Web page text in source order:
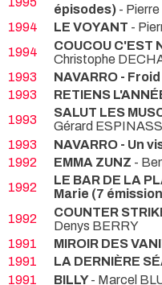
épisodes) -
1994
LE VOYANT -
1994
COUCOU C'EST
Christophe
1993
NAVARRO -
1993
RETIENS
1993
SALUT LES
Gérard
1993
NAVARRO - Un
1992
EMMA ZUNZ -
1992
LE BAR DE LA
Marie (7
1992
COUNTER
Denys BERRY
1991
MIROIR DES
1991
LA DERNIÈRE
1991
BILLY- Marcel